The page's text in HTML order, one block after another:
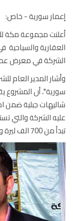
سورية - خاص:
مجموعة مكة
والسياحية في
في معرض عمار
المدير العام
أن المشروع يقع
جبلية ضمن اطار
الشركة والتي
شهري بحدود 70 االف.